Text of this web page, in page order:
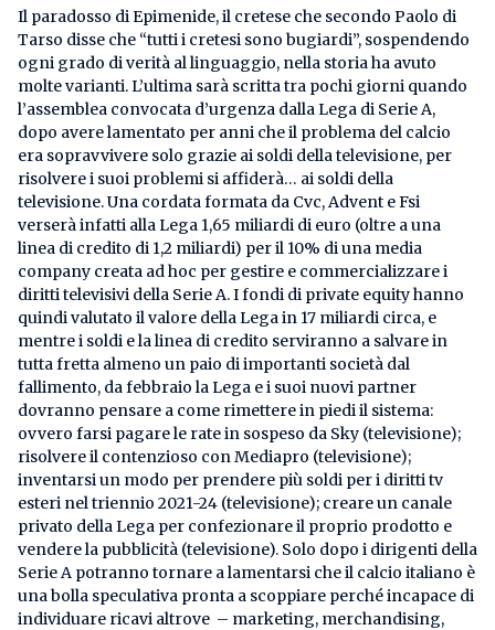
Il paradosso di Epimenide, il cretese che secondo Paolo di
Tarso disse che “tutti i cretesi sono bugiardi”, sospendendo
ogni grado di verità al linguaggio, nella storia ha avuto
molte varianti. L’ultima sarà scritta tra pochi giorni quando
l’assemblea convocata d’urgenza dalla Lega di Serie A,
dopo avere lamentato per anni che il problema del calcio
era sopravvivere solo grazie ai soldi della televisione, per
risolvere i suoi problemi si affiderà… ai soldi della
televisione. Una cordata formata da Cvc, Advent e Fsi
verserà infatti alla Lega 1,65 miliardi di euro (oltre a una
linea di credito di 1,2 miliardi) per il 10% di una media
company creata ad hoc per gestire e commercializzare i
diritti televisivi della Serie A. I fondi di private equity hanno
quindi valutato il valore della Lega in 17 miliardi circa, e
mentre i soldi e la linea di credito serviranno a salvare in
tutta fretta almeno un paio di importanti società dal
fallimento, da febbraio la Lega e i suoi nuovi partner
dovranno pensare a come rimettere in piedi il sistema:
ovvero farsi pagare le rate in sospeso da Sky (televisione);
risolvere il contenzioso con Mediapro (televisione);
inventarsi un modo per prendere più soldi per i diritti tv
esteri nel triennio 2021-24 (televisione); creare un canale
privato della Lega per confezionare il proprio prodotto e
vendere la pubblicità (televisione). Solo dopo i dirigenti della
Serie A potranno tornare a lamentarsi che il calcio italiano è
una bolla speculativa pronta a scoppiare perché incapace di
individuare ricavi altrove – marketing, merchandising,